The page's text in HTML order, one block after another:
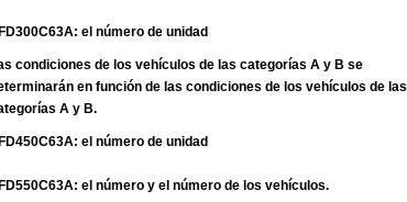
el número de unidad
condiciones de los vehículos de las categorías A y B se
en función de las condiciones de los vehículos de las
A y B.
el número de unidad
el número y el número de los vehículos.